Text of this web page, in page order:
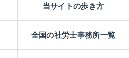
当サイトの歩き方
全国の社労士事務所一覧